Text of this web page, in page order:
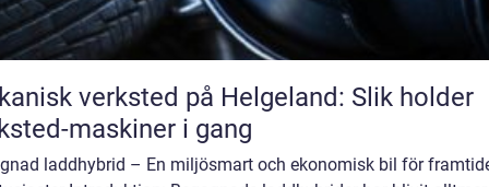
verksted på Helgeland: Slik holder
maskiner i gang
laddhybrid – En miljösmart och ekonomisk bil för